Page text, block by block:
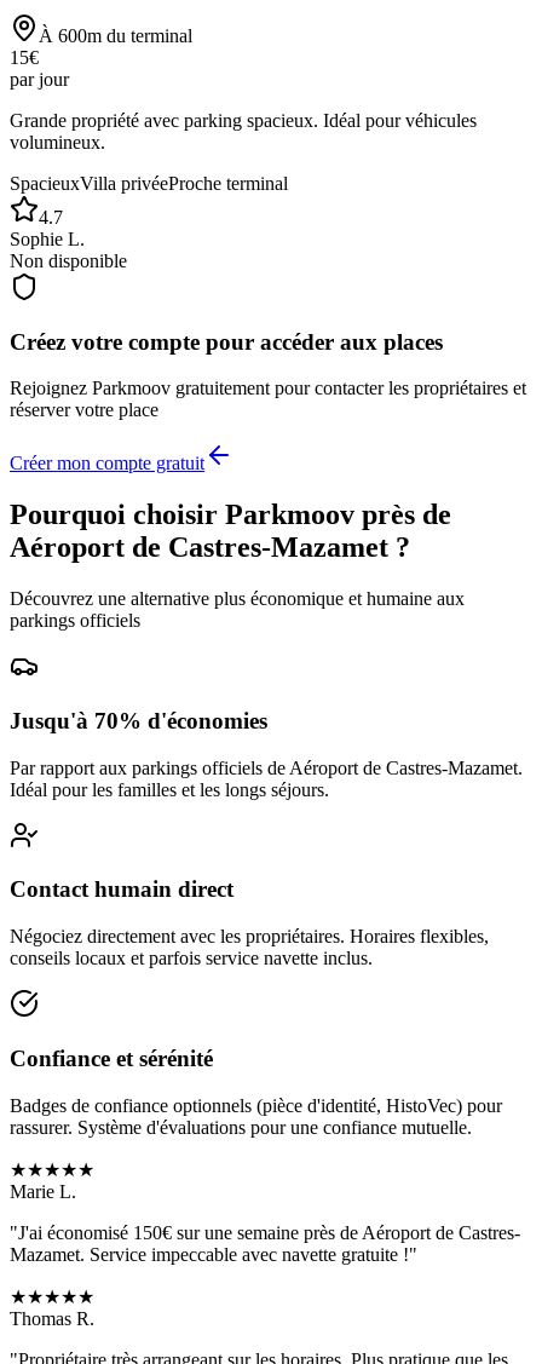
À 600m du terminal
15€
par jour
Grande propriété avec parking spacieux. Idéal pour véhicules
volumineux.
SpacieuxVilla privéeProche terminal
4.7
Sophie L.
Non disponible
Créez votre compte pour accéder aux places
Rejoignez Parkmoov gratuitement pour contacter les propriétaires et
réserver votre place
Créer mon compte gratuit
Pourquoi choisir Parkmoov près de
Aéroport de Castres-Mazamet ?
Découvrez une alternative plus économique et humaine aux
parkings officiels
Jusqu'à 70% d'économies
Par rapport aux parkings officiels de Aéroport de Castres-Mazamet.
Idéal pour les familles et les longs séjours.
Contact humain direct
Négociez directement avec les propriétaires. Horaires flexibles,
conseils locaux et parfois service navette inclus.
Confiance et sérénité
Badges de confiance optionnels (pièce d'identité, HistoVec) pour
rassurer. Système d'évaluations pour une confiance mutuelle.
★★★★★
Marie L.
"J'ai économisé 150€ sur une semaine près de Aéroport de Castres-
Mazamet. Service impeccable avec navette gratuite !"
★★★★★
Thomas R.
"Propriétaire très arrangeant sur les horaires. Plus pratique que les